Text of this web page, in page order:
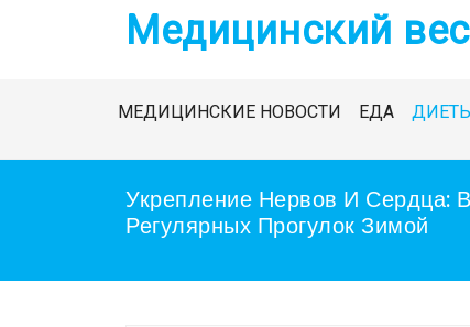
Медицинский
МЕДИЦИНСКИЕ НОВОСТИ ЕДА
Укрепление Нервов И
Регулярных Прогулок Зимой